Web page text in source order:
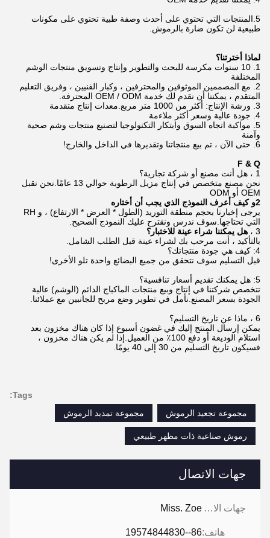
جهات الاتصال
جهات الاتصال: Miss. Zoe
هاتف:86--19574844830
5. المنتجات التي تحتوي على أحدث وصفة طبية تحتوي على مكونات
طبيعية لن تكون ضارة بالرموش.
لماذا أخترتنا؟
1. 10 سنوات مكرسة للبحث والتطوير وإنتاج وتسويق منتجات الوشم
المختلفة
2. مع المصممين الموثوقين والمحترفين ، وكبار الفنيين ، وفريق التعليم
المتقدم ، يمكننا أن نقدم لك خدمة OEM / ODM المحترفة.
3. ورشة الإنتاج: أكثر من 1000 متر مربع.معدات إنتاج متقدمة
4. جودة عالية وسعر أكثر ملاءمة
5. مواكبة اتجاه السوق وابتكار التكنولوجيا لتصنيع منتجات وشم صحية
وآمنة
6. حتى الآن ، تم بيع منتجاتنا وتقديرها في الداخل والخارج!
F & Q
1 ، هل أنت مصنع أو شركة تجارية؟
نحن مصنع متخصص في إنتاج مزيل الرطوبة حوالي 13 عامًا.نحن نقبل
OEM أو ODM
2وكيف أعرف النموذج الذي يجب أن أختاره
يرجى إخبارنا بحجم منطقة التوريد (الطول * العرض * الارتفاع) ، و RH
التي تحتاجها.سوف ندرس ونقترح عليك النموذج الصحيح.
3 ،
هل يمكننا شراء عينة للاختبار؟
بالتأكيد ، أنت مرحب بك لشراء عينة قبل الطلب الشامل.
4: كيف هي جودة منتجاتك؟
قبل التسليم سوف نتحقق من جميع البضائع واحدة تلو الأخرى!
5: هل يمكنك تقديم أسعار تنافسية؟
تتخصص شركتنا في إنتاج وبيع منتجات الماكياج الدائم (الوشم) عالية
الجودة بسعر المصنع.نأمل في تطوير وضع مربح للجانبين مع عملائنا.
6 ، ماذا عن تاريخ التسليم؟
يمكن إرسال المنتج إليك في غضون أسبوع إذا كان هناك مخزون بعد
استلام الوديعة أو دفع 100٪ من العميل.إذا لم يكن هناك مخزون ،
فسيكون تاريخ التسليم من 30 إلى 40 يومًا.
Tags:
مجموعة تجعيد الرموش
مجموعة تمديد الرموش
رموش صناعية ذات مظهر طبيعي